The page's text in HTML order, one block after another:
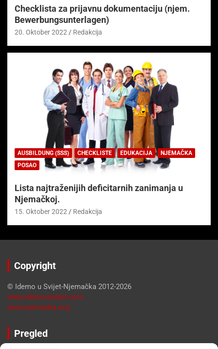
Checklista za prijavnu dokumentaciju (njem.
Bewerbungsunterlagen)
20. Oktober 2022 Redakcija
AUSBILDUNG (SSS) CHECKLISTE EDUKACIJA
NJEMAČKA
POSAO
Lista najtraženijih deficitarnih zanimanja u
Njemačkoj.
15. Oktober 2022 Redakcija
Copyright
© Idemo u Svijet-Njemačka 2012-2026
www.idemousvijet.com
www.njemacka.org
Pregled